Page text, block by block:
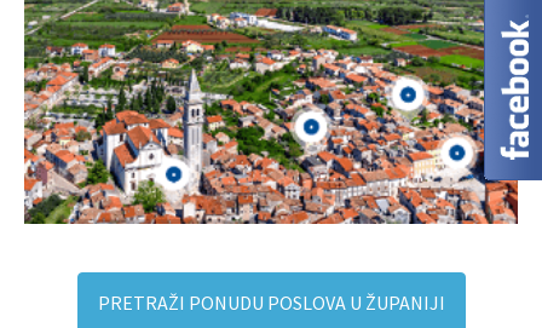
PRETRAŽI PONUDU POSLOVA U ŽUPANIJI